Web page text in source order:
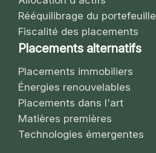
Rééquilibrage du portefeuille
Fiscalité des placements
Placements alternatifs
Placements immobiliers
Énergies renouvelables
Placements dans l'art
Matières premières
Technologies émergentes